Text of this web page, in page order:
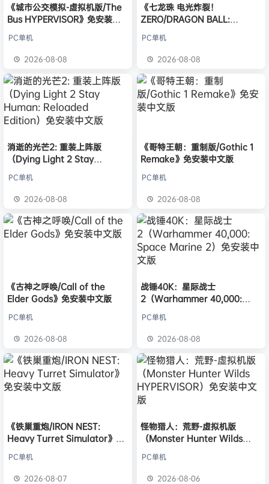
《城市公交模拟-虚拟机版/The
Bus HYPERVISOR》免安装中
PC单机
2026-08-08
《七龙珠 电光炸裂！
ZERO/DRAGON BALL:
版
PC单机
2026-08-08
消逝的光芒2: 重装上阵版
（Dying Light 2 Stay
免安装中文版
PC单机
2026-08-08
《哥特王朝：重制版/Gothic 1
Remake》免安装中文版
PC单机
2026-08-08
《古神之呼唤/Call of the
Elder Gods》免安装中文版
PC单机
2026-08-08
战锤40K：星际战士
2（Warhammer 40,000:
版
PC单机
2026-08-08
《铁巢重炮/IRON NEST:
Heavy Turret Simulator》免
PC单机
2026-08-07
怪物猎人：荒野-虚拟机版
（Monster Hunter Wilds
PC单机
2026-08-06